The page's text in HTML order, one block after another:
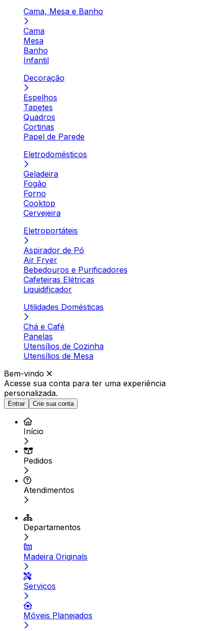
Cama, Mesa e Banho
Cama
Mesa
Banho
Infantil
Decoração
Espelhos
Tapetes
Quadros
Cortinas
Papel de Parede
Eletrodomésticos
Geladeira
Fogão
Forno
Cooktop
Cervejeira
Eletroportáteis
Aspirador de Pó
Air Fryer
Bebedouros e Purificadores
Cafeteiras Elétricas
Liquidificador
Utilidades Domésticas
Chá e Café
Panelas
Utensílios de Cozinha
Utensílios de Mesa
Bem-vindo
Acesse sua conta para ter uma experiência
personalizada.
Entrar Crie sua conta
Início
Pedidos
Atendimentos
Departamentos
Madeira Originals
Serviços
Móveis Planejados